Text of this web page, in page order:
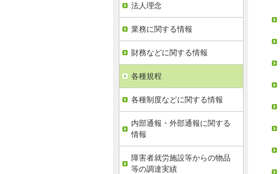
法人理念
業務に関する情報
財務などに関する情報
各種規程
各種制度などに関する情報
内部通報・外部通報に関する
情報
障害者就労施設等からの物品
等の調達実績